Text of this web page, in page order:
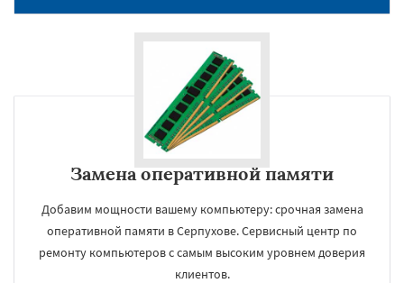
Замена оперативной памяти
Добавим мощности вашему компьютеру: срочная замена
оперативной памяти в Серпухове. Сервисный центр по
ремонту компьютеров с самым высоким уровнем доверия
клиентов.
×